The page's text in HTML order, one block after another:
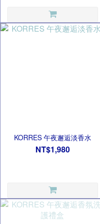
KORRES 午夜邂逅淡香水
NT$1,980